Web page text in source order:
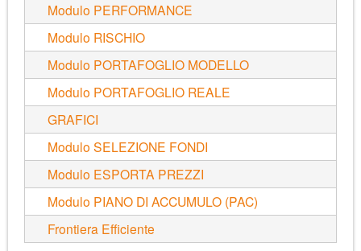
Modulo PERFORMANCE
Modulo RISCHIO
Modulo PORTAFOGLIO MODELLO
Modulo PORTAFOGLIO REALE
GRAFICI
Modulo SELEZIONE FONDI
Modulo ESPORTA PREZZI
Modulo PIANO DI ACCUMULO (PAC)
Frontiera Efficiente